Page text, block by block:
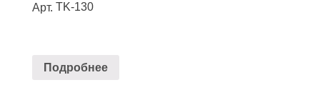
Арт. TK-130
Подробнее